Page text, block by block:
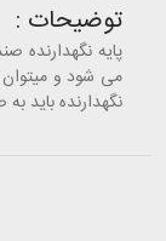
توضیحات :
پایه
می شود و میتوان
نگهدارنده باید